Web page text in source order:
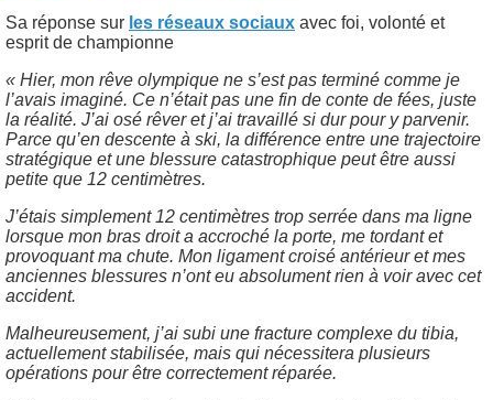
Sa réponse sur les réseaux sociaux avec foi, volonté et
esprit de championne
« Hier, mon rêve olympique ne s’est pas terminé comme je
l’avais imaginé. Ce n’était pas une fin de conte de fées, juste
la réalité. J’ai osé rêver et j’ai travaillé si dur pour y parvenir.
Parce qu’en descente à ski, la différence entre une trajectoire
stratégique et une blessure catastrophique peut être aussi
petite que 12 centimètres.
J’étais simplement 12 centimètres trop serrée dans ma ligne
lorsque mon bras droit a accroché la porte, me tordant et
provoquant ma chute. Mon ligament croisé antérieur et mes
anciennes blessures n’ont eu absolument rien à voir avec cet
accident.
Malheureusement, j’ai subi une fracture complexe du tibia,
actuellement stabilisée, mais qui nécessitera plusieurs
opérations pour être correctement réparée.